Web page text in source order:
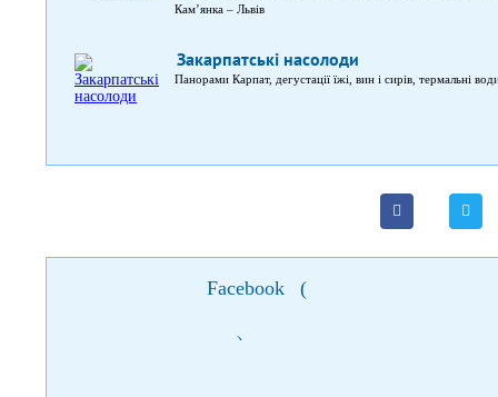
Кам’янка – Львів
Закарпатські насолоди
Панорами Карпат, дегустації їжі, вин і сирів, термальні
Facebook (
)